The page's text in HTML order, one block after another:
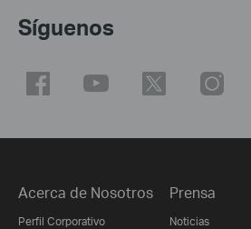
Síguenos
Acerca de Nosotros
Perfil Corporativo
Prensa
Noticias